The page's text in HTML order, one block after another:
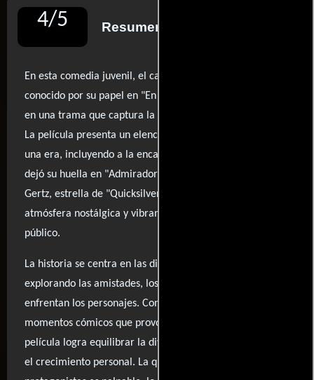
4/5 Resumen de reseñas
En esta comedia juvenil, el carismático Doug McKeon,
conocido por su papel en "En el estanque dorado," brilla
en una trama que captura la esencia de la adolescencia.
La película presenta un elenco de actores que definieron
una era, incluyendo a la encantadora Kelly Preston, quien
dejó su huella en "Admiradora secreta," y la versátil Jami
Gertz, estrella de "Quicksilver." Juntos, crean una
atmósfera nostálgica y vibrante que resuena con el
público.
La historia se centra en las dinámicas de la juventud,
explorando las amistades, los amores y los desafíos que
enfrentan los personajes. Con un guion ingenioso y
momentos cómicos que provocan risas genuinas, la
película logra equilibrar la diversión con reflexiones sobre
el crecimiento personal. La química entre los